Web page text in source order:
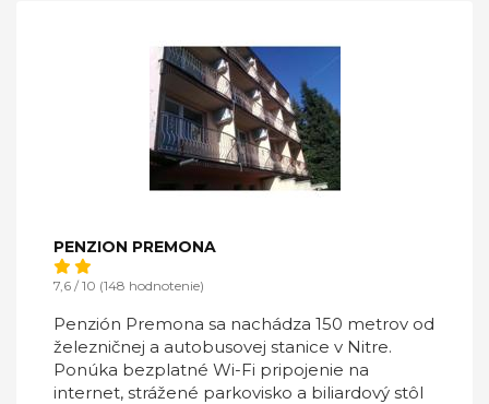
PENZION PREMONA
7,6 / 10 (148 hodnotenie)
Penzión Premona sa nachádza 150 metrov od
železničnej a autobusovej stanice v Nitre.
Ponúka bezplatné Wi-Fi pripojenie na
internet, strážené parkovisko a biliardový stôl